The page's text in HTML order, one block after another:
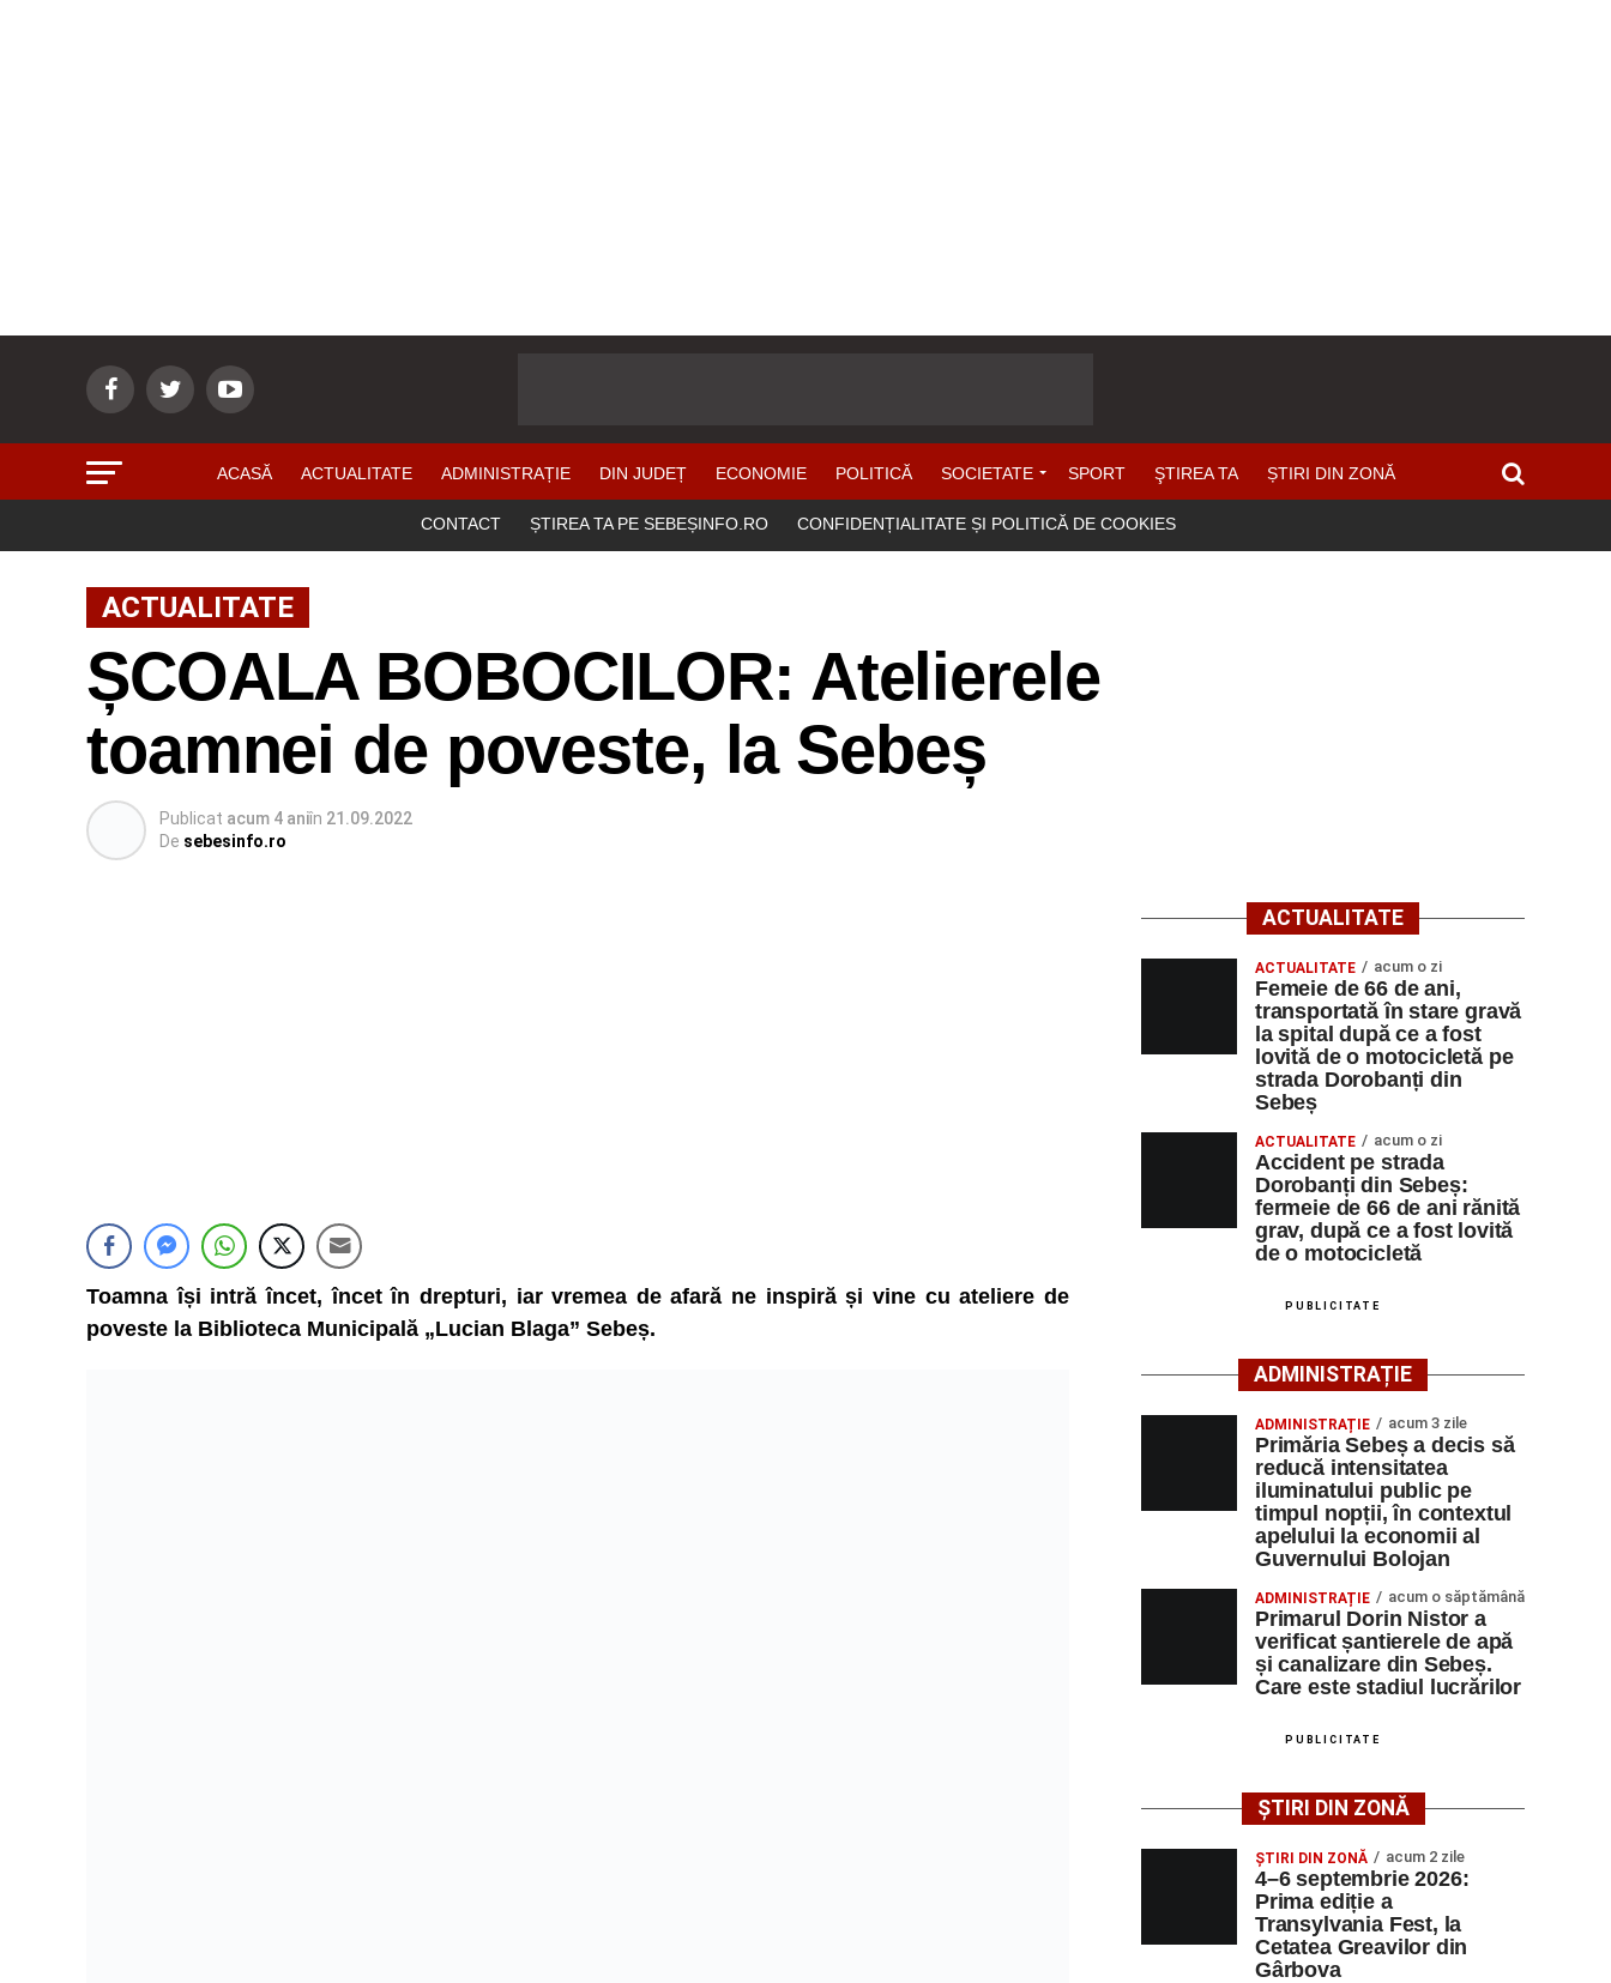
ACASĂ ACTUALITATE ADMINISTRAȚIE DIN JUDEȚ ECONOMIE POLITICĂ SOCIETATE SPORT ŞTIREA TA ȘTIRI DIN ZONĂ
CONTACT ȘTIREA TA PE SEBEȘINFO.RO CONFIDENȚIALITATE ȘI POLITICĂ DE COOKIES
ACTUALITATE
ȘCOALA BOBOCILOR: Atelierele
toamnei de poveste, la Sebeș
Publicat acum 4 aniîn 21.09.2022
De sebesinfo.ro
Toamna își intră încet, încet în drepturi, iar vremea de afară ne inspiră și vine cu ateliere de
poveste la Biblioteca Municipală „Lucian Blaga” Sebeș.
ACTUALITATE
ACTUALITATE acum o zi
Femeie de 66 de ani,
transportată în stare gravă
la spital după ce a fost
lovită de o motocicletă pe
strada Dorobanți din
Sebeș
ACTUALITATE acum o zi
Accident pe strada
Dorobanți din Sebeș:
fermeie de 66 de ani rănită
grav, după ce a fost lovită
de o motocicletă
PUBLICITATE
ADMINISTRAȚIE
ADMINISTRAȚIE acum 3 zile
Primăria Sebeș a decis să
reducă intensitatea
iluminatului public pe
timpul nopții, în contextul
apelului la economii al
Guvernului Bolojan
ADMINISTRAȚIE acum o săptămână
Primarul Dorin Nistor a
verificat șantierele de apă
și canalizare din Sebeș.
Care este stadiul lucrărilor
PUBLICITATE
ȘTIRI DIN ZONĂ
ȘTIRI DIN ZONĂ acum 2 zile
4–6 septembrie 2026:
Prima ediție a
Transylvania Fest, la
Cetatea Greavilor din
Gârbova